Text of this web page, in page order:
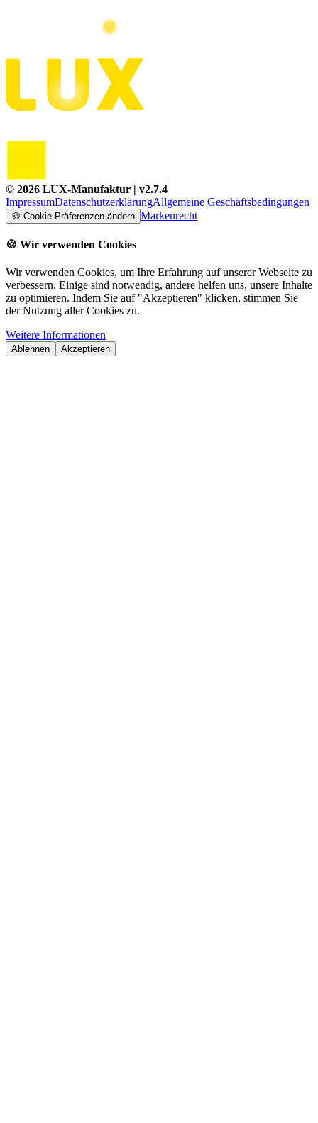
© 2026 LUX-Manufaktur | v2.7.4
ImpressumDatenschutzerklärungAllgemeine Geschäftsbedingungen
🍪 Cookie Präferenzen ändern Markenrecht
🍪 Wir verwenden Cookies
Wir verwenden Cookies, um Ihre Erfahrung auf unserer Webseite zu
verbessern. Einige sind notwendig, andere helfen uns, unsere Inhalte
zu optimieren. Indem Sie auf "Akzeptieren" klicken, stimmen Sie
der Nutzung aller Cookies zu.
Weitere Informationen
Ablehnen Akzeptieren